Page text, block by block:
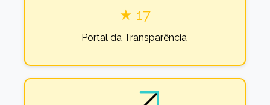
★ 17
Portal da Transparência